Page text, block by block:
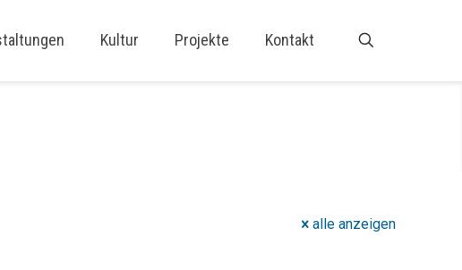
Kultur Projekte Kontakt
alle anzeigen